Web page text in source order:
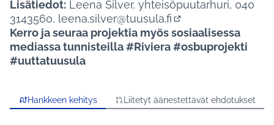
Lisätiedot: Leena Silver, yhteisöpuutarhuri, 040
3143560, leena.silver@tuusula.fi
(Avautuu uuteen
Kerro ja seuraa projektia myös sosiaalisessa
mediassa tunnisteilla #Riviera #osbuprojekti
#uuttatuusula
Hankkeen kehitys Liitetyt äänestettävät ehdotukset